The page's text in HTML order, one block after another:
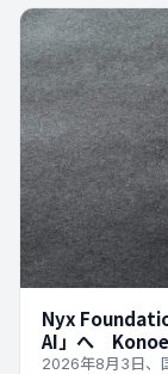
Nyx
AI」へ
2026年8月3日、